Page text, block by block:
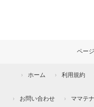
ペー
ホーム 利用規約
お問い合わせ ママテナ